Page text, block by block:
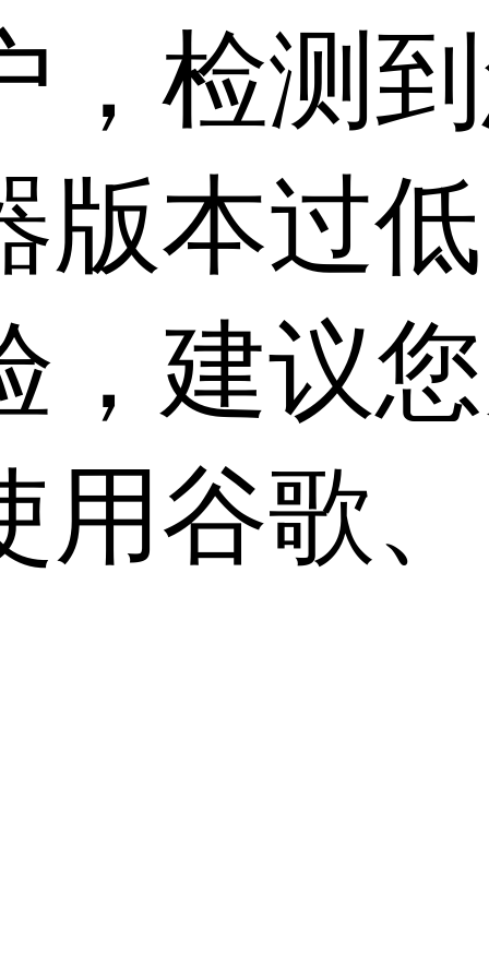
，检测
版本过
，建议
用谷歌